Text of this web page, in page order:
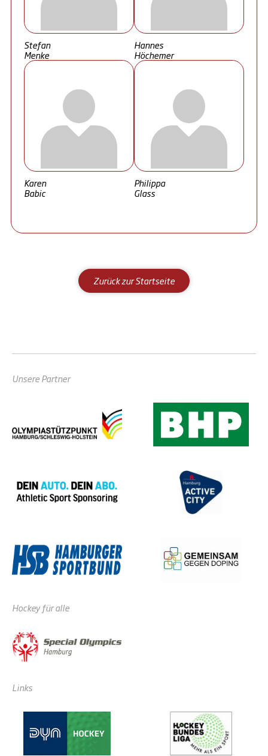
Stefan
Menke
Hannes
Höchemer
Karen
Babic
Philippa
Glass
Zurück zur Startseite
Unsere Partner
Hockey für alle
Links